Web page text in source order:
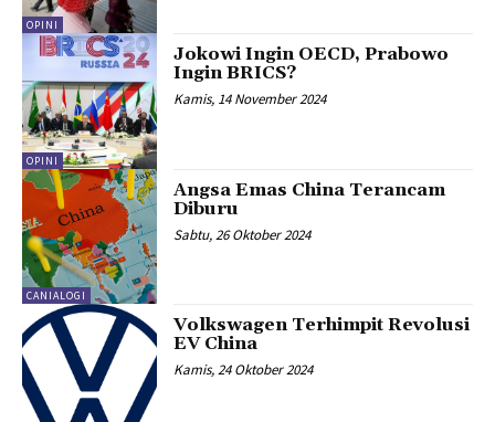
OPINI
OPINI
Jokowi Ingin OECD, Prabowo
Ingin BRICS?
Kamis, 14 November 2024
CANIALOGI
Angsa Emas China Terancam
Diburu
Sabtu, 26 Oktober 2024
Volkswagen Terhimpit Revolusi
EV China
Kamis, 24 Oktober 2024